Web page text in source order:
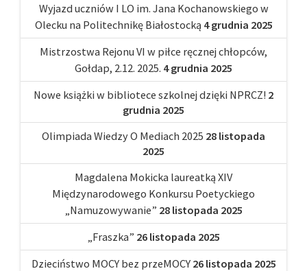
Wyjazd uczniów I LO im. Jana Kochanowskiego w
Olecku na Politechnikę Białostocką 4 grudnia 2025
Mistrzostwa Rejonu VI w piłce ręcznej chłopców,
Gołdap, 2.12. 2025. 4 grudnia 2025
Nowe książki w bibliotece szkolnej dzięki NPRCZ! 2
grudnia 2025
Olimpiada Wiedzy O Mediach 2025 28 listopada
2025
Magdalena Mokicka laureatką XIV
Międzynarodowego Konkursu Poetyckiego
„Namuzowywanie” 28 listopada 2025
„Fraszka” 26 listopada 2025
Dzieciństwo MOCY bez przeMOCY 26 listopada 2025